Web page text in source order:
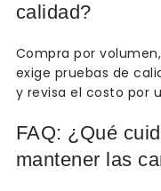
calidad?
Compra por
exige pruebas de
y revisa el costo por
FAQ: ¿Qué
mantener las